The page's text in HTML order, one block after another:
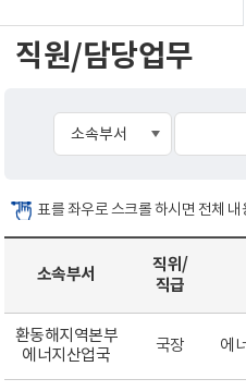
직원/담당업무
표를 좌우로 스크롤 하시면 전체
소속부서
직위/
직급
환동해지역본부
에너지산업국
국장 에